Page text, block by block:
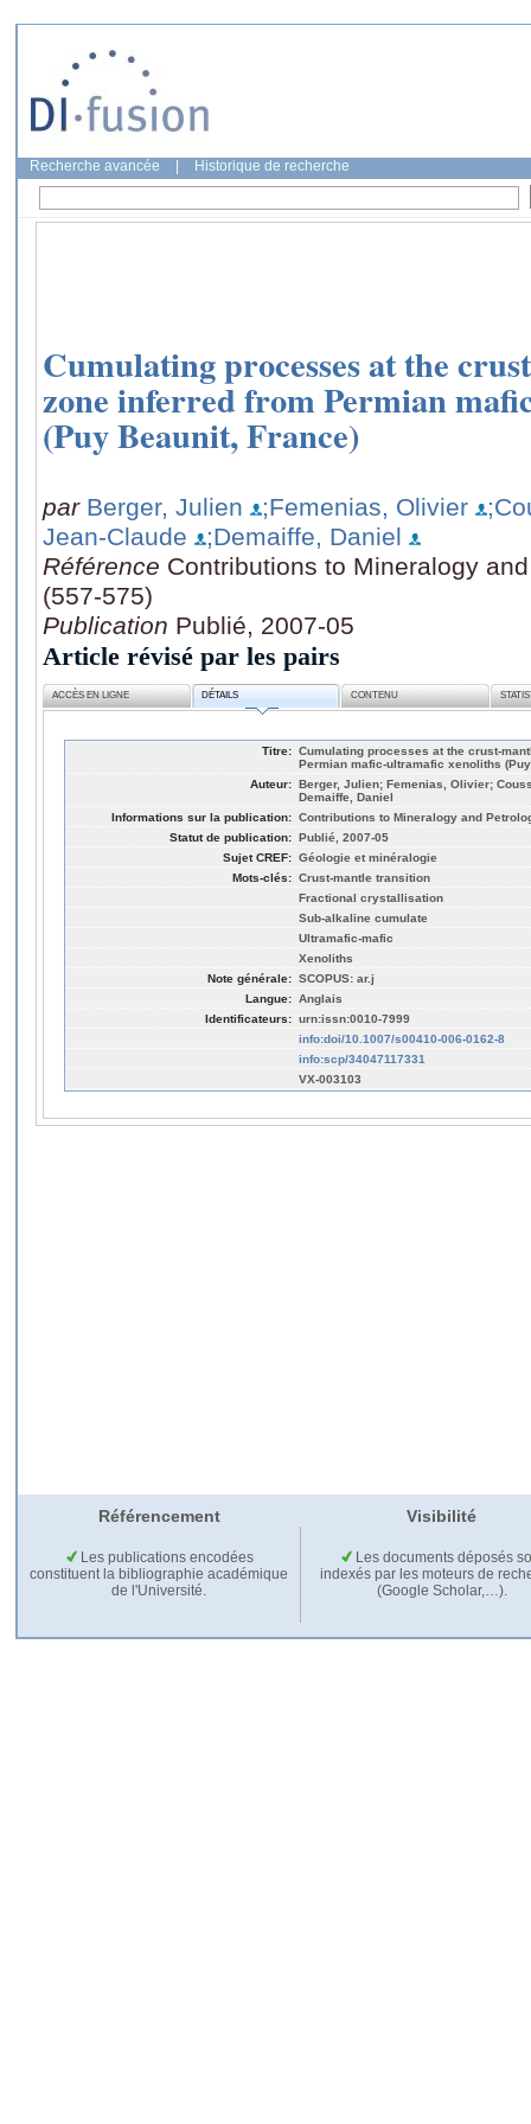
Recherche avancée Historique de recherche
Cumulating processes at the
zone inferred from Permian
(Puy Beaunit, France)
par Berger, Julien ;Femenias, Olivier
Jean-Claude
;Demaiffe, Daniel
Référence Contributions to Mineralogy
(557-575)
Publication Publié, 2007-05
Article révisé par les pairs
ACCÈS EN LIGNE DÉTAILS CONTENU
Titre: Cumulating processes at the crust-
Permian mafic-ultramafic xenoliths
Auteur: Berger, Julien; Femenias, Olivier;
Demaiffe, Daniel
Informations sur la publication: Contributions to Mineralogy and
Statut de publication: Publié, 2007-05
Sujet CREF: Géologie et minéralogie
Mots-clés: Crust-mantle transition
Fractional crystallisation
Sub-alkaline cumulate
Ultramafic-mafic
Xenoliths
Note générale: SCOPUS: ar.j
Langue: Anglais
Identificateurs: urn:issn:0010-7999
info:doi/10.1007/s00410-006-0162-8
info:scp/34047117331
VX-003103
Référencement Visibilité
Les publications encodées
constituent la bibliographie académique
de l'Université.
Les documents déposés
indexés par les moteurs de
(Google Scholar,…).